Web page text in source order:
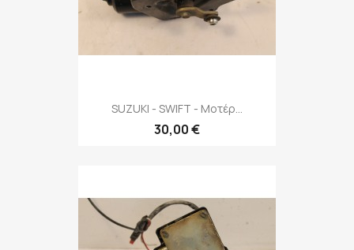
SUZUKI - SWIFT - Μοτέρ...
30,00 €